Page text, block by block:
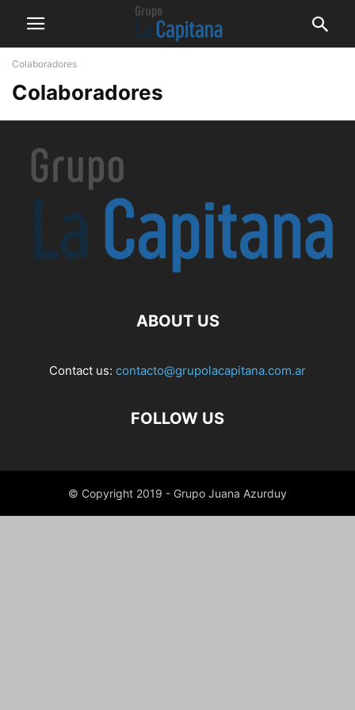
Colaboradores
Colaboradores
ABOUT US
Contact us: contacto@grupolacapitana.com.ar
FOLLOW US
© Copyright 2019 - Grupo Juana Azurduy